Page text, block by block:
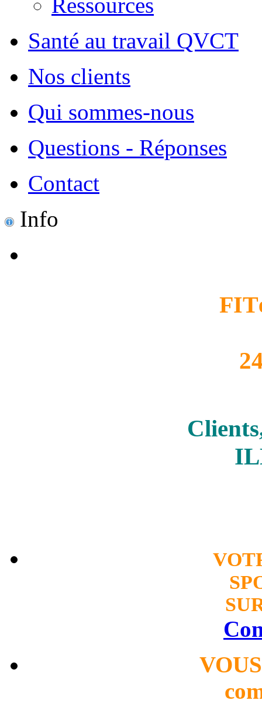
Santé au travail QVCT
Nos clients
Qui sommes-nous
Questions - Réponses
Contact
Info